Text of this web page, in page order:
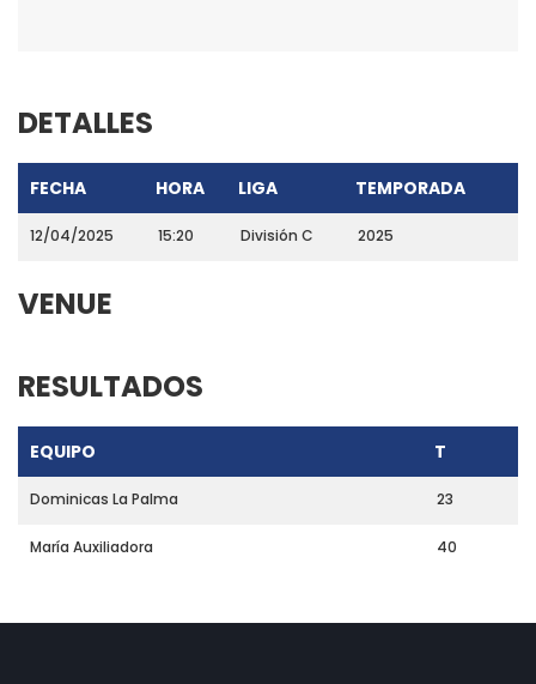
DETALLES
FECHA HORA LIGA TEMPORADA
12/04/2025 15:20 División C 2025
VENUE
RESULTADOS
EQUIPO T
Dominicas La Palma 23
María Auxiliadora 40